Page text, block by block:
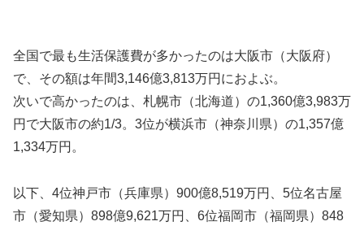
全国で最も生活保護費が多かったのは大阪市（大阪府）
で、その額は年間3,146億3,813万円におよぶ。
次いで高かったのは、札幌市（北海道）の1,360億3,983万
円で大阪市の約1/3。3位が横浜市（神奈川県）の1,357億
1,334万円。
以下、4位神戸市（兵庫県）900億8,519万円、5位名古屋
市（愛知県）898億9,621万円、6位福岡市（福岡県）848